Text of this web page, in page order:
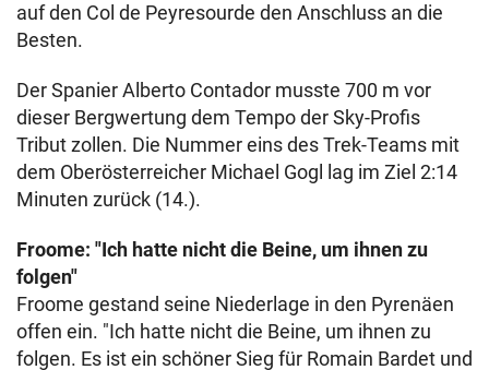
auf den Col de Peyresourde den Anschluss an die
Besten.
Der Spanier Alberto Contador musste 700 m vor
dieser Bergwertung dem Tempo der Sky-Profis
Tribut zollen. Die Nummer eins des Trek-Teams mit
dem Oberösterreicher Michael Gogl lag im Ziel 2:14
Minuten zurück (14.).
Froome: "Ich hatte nicht die Beine, um ihnen zu
folgen"
Froome gestand seine Niederlage in den Pyrenäen
offen ein. "Ich hatte nicht die Beine, um ihnen zu
folgen. Es ist ein schöner Sieg für Romain Bardet und